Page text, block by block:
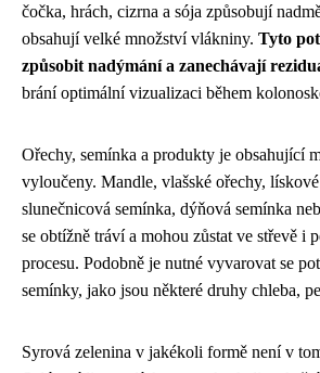
čočka, hrách, cizrna a sója způsobují
obsahují velké množství vlákniny. Tyto
způsobit nadýmání a zanechávají
brání optimální vizualizaci během
Ořechy, semínka a produkty je obsahující
vyloučeny. Mandle, vlašské ořechy,
slunečnicová semínka, dýňová semínka
se obtížně tráví a mohou zůstat ve střevě i
procesu. Podobně je nutné vyvarovat se
semínky, jako jsou některé druhy chleba,
Syrová zelenina v jakékoli formě není v